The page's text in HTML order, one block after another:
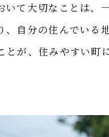
て大切なことは、
、自分の住んでいる
が、住みやすい町